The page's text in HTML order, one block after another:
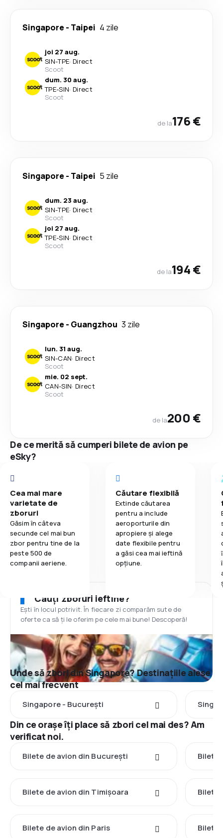
Singapore - Taipei 4 zile
joi 27 aug.
SIN-TPE· Direct
Scoot
dum. 30 aug.
TPE-SIN· Direct
Scoot
de la176 €
Singapore - Taipei 5 zile
dum. 23 aug.
SIN-TPE· Direct
Scoot
joi 27 aug.
TPE-SIN· Direct
Scoot
de la194 €
Singapore - Guangzhou 3 zile
lun. 31 aug.
SIN-CAN· Direct
Scoot
mie. 02 sept.
CAN-SIN· Direct
Scoot
de la200 €
De ce merită să cumperi bilete de avion pe
eSky?
Cea mai mare
varietate de
zboruri
Găsim în câteva
secunde cel mai bun
zbor pentru tine de la
peste 500 de
companii aeriene.
Căutare flexibilă
Extinde căutarea
pentru a include
aeroporturile din
apropiere și alege
date flexibile pentru
a găsi cea mai ieftină
opțiune.
Cauți zboruri ieftine?
Ești în locul potrivit. În fiecare zi comparăm sute de
oferte ca să ți le oferim pe cele mai bune! Descoperă!
Unde să zbori din Singapore? Destinațiile alese
cel mai frecvent
Singapore - București
Din ce orașe îți place să zbori cel mai des? Am
verificat noi.
Bilete de avion din București Bilete
Bilete de avion din Timișoara Bilete
Bilete de avion din Paris Bilete